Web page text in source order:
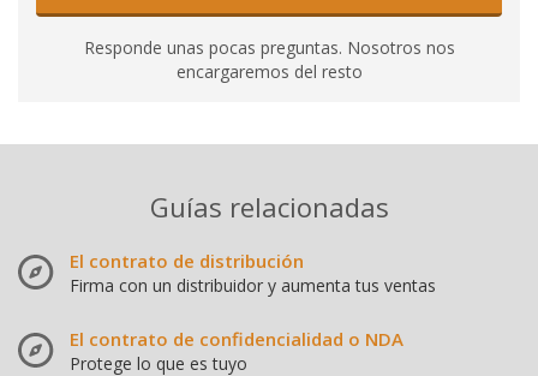
Responde unas pocas preguntas. Nosotros nos
encargaremos del resto
Guías relacionadas
El contrato de distribución
Firma con un distribuidor y aumenta tus ventas
El contrato de confidencialidad o NDA
Protege lo que es tuyo